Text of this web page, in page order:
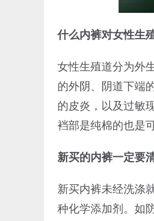
什么内裤对女性生
女性生殖道分为外
的外阴、阴道下端
的皮炎，以及过敏
裆部是纯棉的也是
新买的内裤一定要
新买内裤未经洗涤
种化学添加剂。如